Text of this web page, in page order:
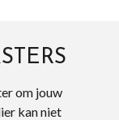
om jouw
kan niet